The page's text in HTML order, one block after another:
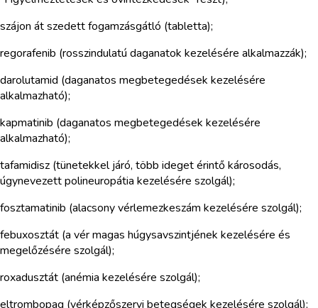
szájon át szedett fogamzásgátló (tabletta);
regorafenib (rosszindulatú daganatok kezelésére alkalmazzák);
darolutamid (daganatos megbetegedések kezelésére
alkalmazható);
kapmatinib (daganatos megbetegedések kezelésére
alkalmazható);
tafamidisz (tünetekkel járó, több ideget érintő károsodás,
úgynevezett polineuropátia kezelésére szolgál);
fosztamatinib (alacsony vérlemezkeszám kezelésére szolgál);
febuxosztát (a vér magas húgysavszintjének kezelésére és
megelőzésére szolgál);
roxadusztát (anémia kezelésére szolgál);
eltrombopag (vérképzőszervi betegségek kezelésére szolgál);